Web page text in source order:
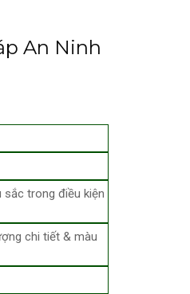
An Ninh
sắc trong điều kiện
chi tiết & màu